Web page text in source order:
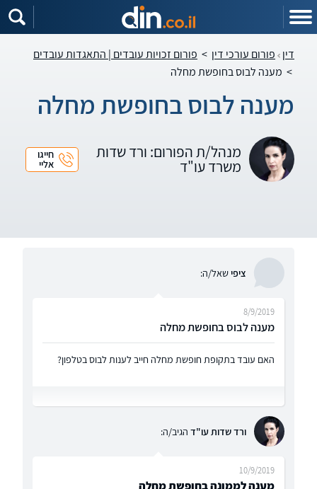
דין פורום עורכי דין > פורום זכויות עובדים | התאגדות עובדים
> מענה לבוס בחופשת מחלה
מענה לבוס בחופשת מחלה
מנהל/ת הפורום: ורד שדות
משרד עו"ד
חייגו
אליי
ציפישאל/ה:
מענה לבוס בחופשת מחלה
8/9/2019
האם עובד בתקופת חופשת מחלה חייב לענות לבוס בטלפון?
ורד שדות עו"ד הגיב/ה:
מענה לממונה בחופשת מחלה
10/9/2019